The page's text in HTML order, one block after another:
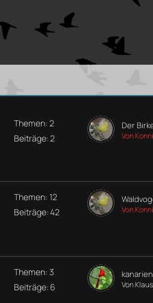
Themen: 2
Beiträge: 2
Der
Von Konni
Themen: 12
Beiträge: 42
Von Konni
Themen: 3
Beiträge: 6
Von Klaus